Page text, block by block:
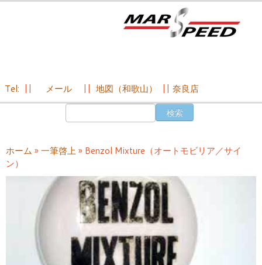
ン
ツ
へ
Tel: メール 地図（和歌山） 奈良店
ホーム » 一筆啓上» Benzol Mixture（オートモビリア／サイ
ン）